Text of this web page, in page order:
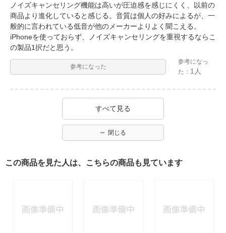
ノイズキャンセリング機能は高いが圧迫感を感じにくく、以前の
商品より進化していると感じる。音質は個人の好みによるが、一
般的に言われている低音が他のメーカーよりよく聞こえる。
iPhoneを使っておらず、ノイズキャンセリングを重視するならこ
の製品1択だと思う。
参考になった
参考になっ
た： 1人
すべて見る
閉じる
この商品を見た人は、こちらの商品も見ています